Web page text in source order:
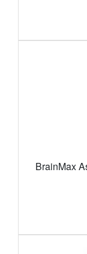
BrainMax